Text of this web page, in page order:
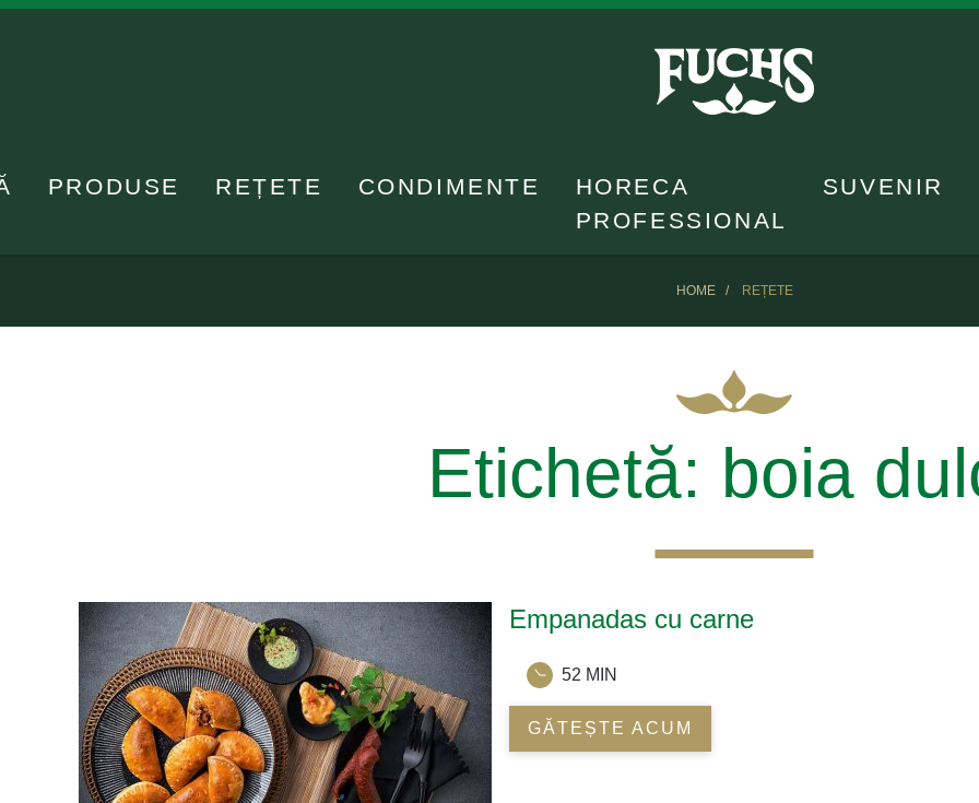
PRODUSE REȚETE CONDIMENTE
HORECA
PROFESSIONAL
SUVENIR
HOME REȚETE
Etichetă: boia
Empanadas cu carne
52 MIN
GĂTEȘTE ACUM